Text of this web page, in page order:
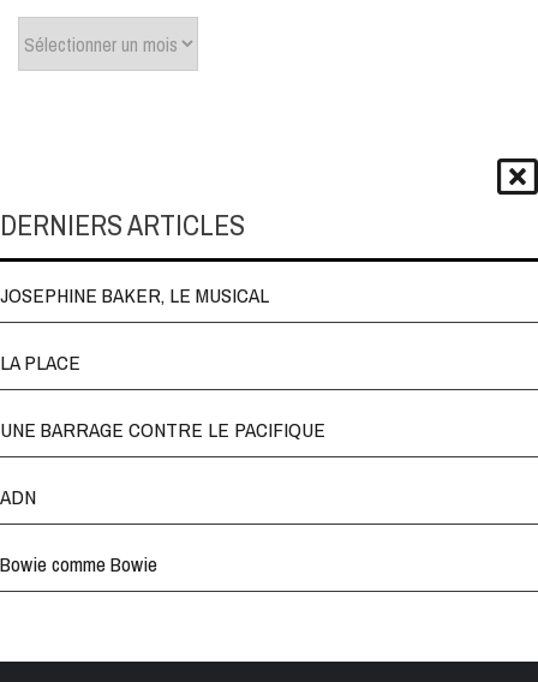
DERNIERS ARTICLES
JOSEPHINE BAKER, LE MUSICAL
LA PLACE
UNE BARRAGE CONTRE LE PACIFIQUE
ADN
Bowie comme Bowie